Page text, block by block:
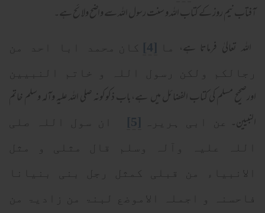
آفتاب نیم روز کے کتاب اللہ و سنت رسول اللہ سے واضح ولائح ہے۔
اللہ تعالیٰ فرماتا ہے،
[4]
کان محمد ابا احد من
رجالکم ولکن رسول اللہ و خاتم النبیین
اورصحیح مسلم کی کتاب الفضائل میں ہے،باب ذکوکونہ صلی اللہ علیہ وآلہ وسلم خاتم
النبیین۔
[5]
ان سول اللہ صلی
اللہ علیہ وآلہ وسلم قال مثلی و مثل
الانبیاء من قبلی کمثل رجل بنی بنیانا
فاحسنہ و اجملہ الاموضع لبنۃ من زادیۃ من